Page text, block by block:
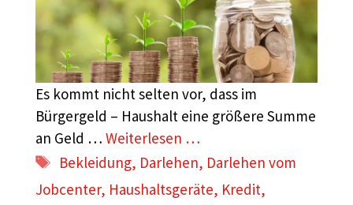
Es kommt nicht selten vor, dass im
Bürgergeld – Haushalt eine größere Summe
an Geld … Weiterlesen …
Schlagwörter
Bekleidung, Darlehen, Darlehen vom
Jobcenter, Haushaltsgeräte, Kredit,